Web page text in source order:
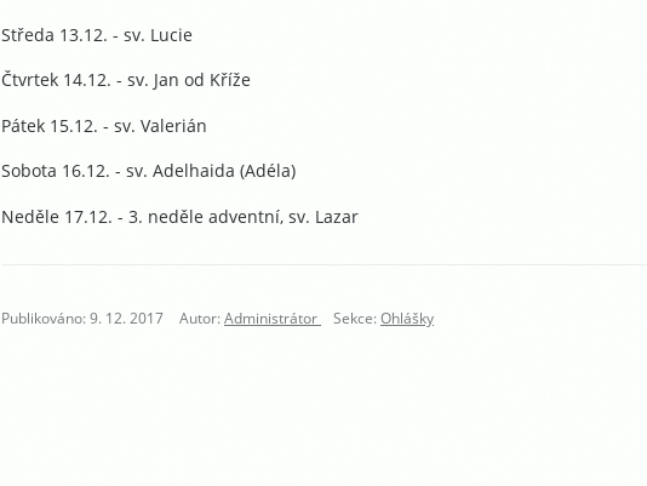
Středa 13.12. - sv. Lucie
Čtvrtek 14.12. - sv. Jan od Kříže
Pátek 15.12. - sv. Valerián
Sobota 16.12. - sv. Adelhaida (Adéla)
Neděle 17.12. - 3. neděle adventní, sv. Lazar
Publikováno: 9. 12. 2017 Autor:Administrátor Sekce:Ohlášky